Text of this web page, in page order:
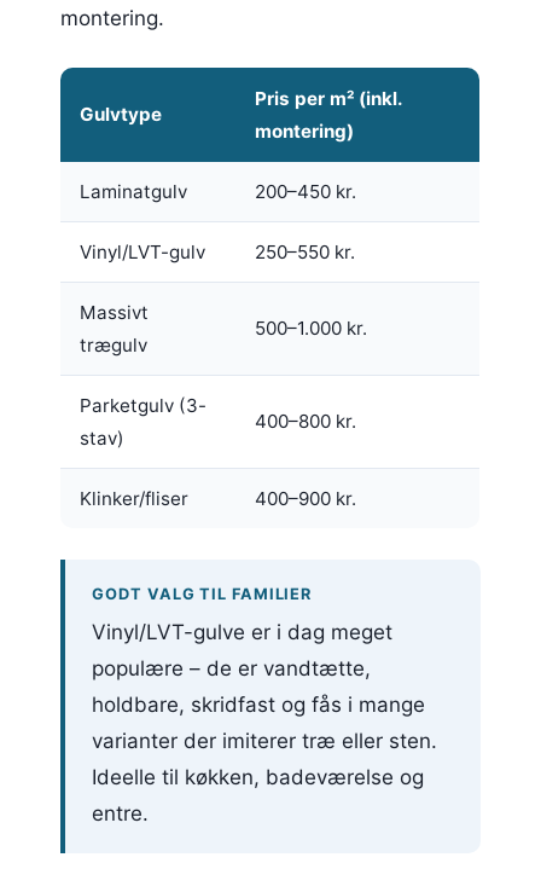
montering.
Gulvtype
Pris per m² (inkl.
montering)
Laminatgulv 200–450 kr.
Vinyl/LVT-gulv 250–550 kr.
Massivt
trægulv
500–1.000 kr.
Parketgulv (3-
stav)
400–800 kr.
Klinker/fliser 400–900 kr.
GODT VALG TIL FAMILIER
Vinyl/LVT-gulve er i dag meget
populære – de er vandtætte,
holdbare, skridfast og fås i mange
varianter der imiterer træ eller sten.
Ideelle til køkken, badeværelse og
entre.